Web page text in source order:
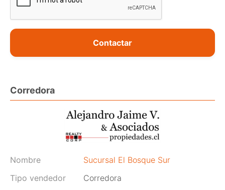
Contactar
Corredora
Nombre
Sucursal El Bosque Sur
Tipo vendedor
Corredora